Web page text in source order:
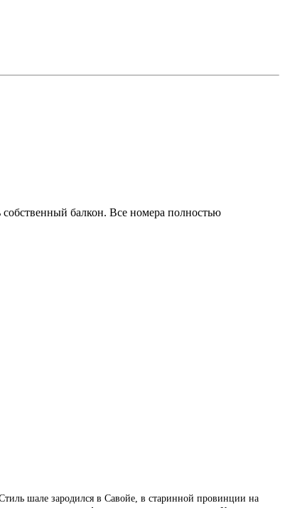
балкон. Все номера полностью
шале зародился в Савойе, в старинной провинции на